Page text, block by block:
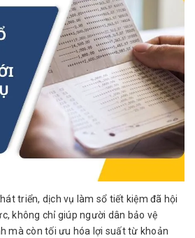
triển, dịch vụ làm sổ tiết kiệm đã hội
không chỉ giúp người dân bảo vệ
mà còn tối ưu hóa lợi suất từ khoản